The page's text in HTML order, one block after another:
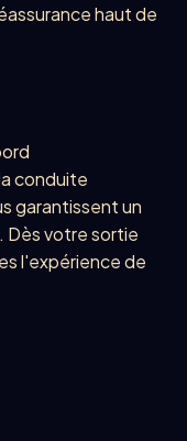
haut de
conduite
garantissent un
Dès votre sortie
l'expérience de